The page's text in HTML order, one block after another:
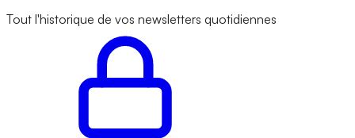
Tout l'historique de vos newsletters quotidiennes